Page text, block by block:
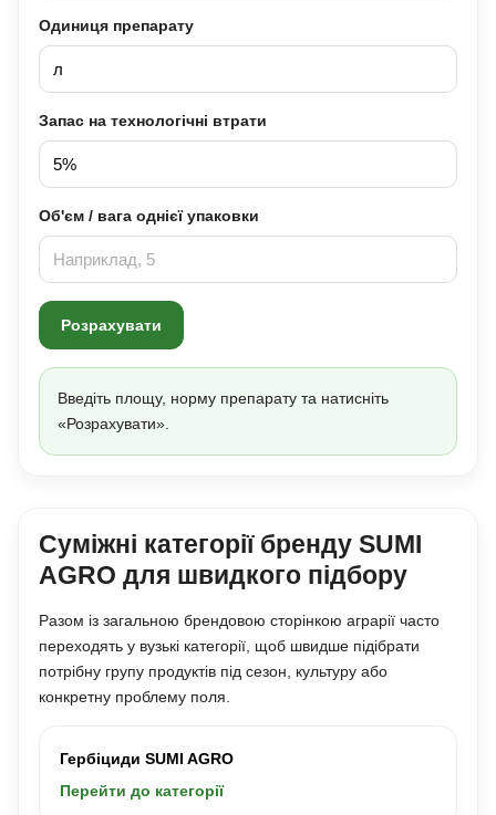
Одиниця препарату
Запас на технологічні втрати
Об'єм / вага однієї упаковки
Розрахувати
Введіть площу, норму препарату та натисніть
«Розрахувати».
Суміжні категорії бренду SUMI
AGRO для швидкого підбору
Разом із загальною брендовою сторінкою аграрії часто
переходять у вузькі категорії, щоб швидше підібрати
потрібну групу продуктів під сезон, культуру або
конкретну проблему поля.
Гербіциди SUMI AGRO
Перейти до категорії